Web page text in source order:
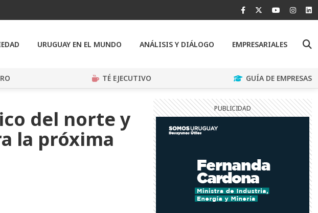
URUGUAY EN EL MUNDO ANÁLISIS Y DIÁLOGO EMPRESARIALES
TÉ EJECUTIVO GUÍA DE EMPRESAS
del norte y
la próxima